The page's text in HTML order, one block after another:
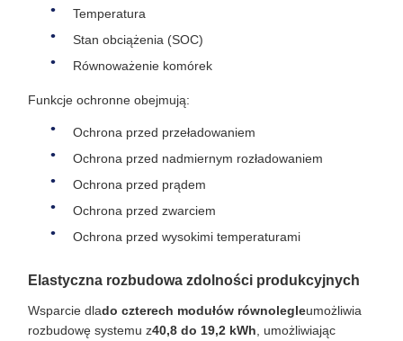
Temperatura
Stan obciążenia (SOC)
Równoważenie komórek
Funkcje ochronne obejmują:
Ochrona przed przeładowaniem
Ochrona przed nadmiernym rozładowaniem
Ochrona przed prądem
Ochrona przed zwarciem
Ochrona przed wysokimi temperaturami
Elastyczna rozbudowa zdolności produkcyjnych
Wsparcie dlado czterech modułów równolegleumożliwia
rozbudowę systemu z40,8 do 19,2 kWh , umożliwiając